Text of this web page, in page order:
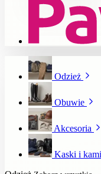
Odzież
Obuwie
Akcesoria
Kaski i